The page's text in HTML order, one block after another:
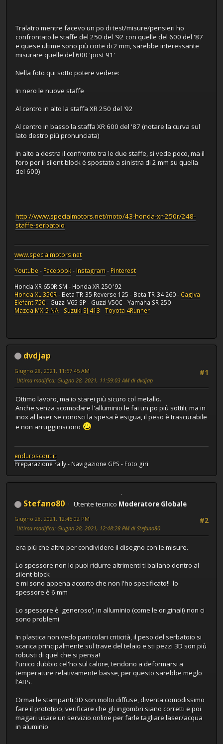
Tralatro mentre facevo un po di test/misure/pensieri ho
confrontato le staffe del 250 del '92 con quelle del 600 del '87
e quese ultime sono più corte di 2 mm, sarebbe interessante
misurare quelle del 600 'post 91'
Nella foto qui sotto potere vedere:
In nero le nuove staffe
Al centro in alto la staffa XR 250 del '92
Al centro in basso la staffa XR 600 del '87 (notare la curva sul
lato destro più pronunciata)
In alto a destra il confronto tra le due staffe, si vede poco, ma il
foro per il silent-block è spostato a sinistra di 2 mm su quella
del 600)
http://www.specialmotors.net/moto/43-honda-xr-250r/248-
staffe-serbatoio
www.specialmotors.net
Youtube- Facebook- Instagram- Pinterest
Honda XR 650R SM - Honda XR 250 '92
Honda XL 350R- Beta TR-35 Reverse 125 - Beta TR-34 260 - Cagiva
Elefant 750- Guzzi V65 SP - Guzzi V50C - Yamaha SR 250
Mazda MX-5 NA- Suzuki SJ 413-Toyota 4Runner
dvdjap
#1
Giugno 28, 2021, 11:57:45 AM
Ultima modifica: Giugno 28, 2021, 11:59:03 AM di dvdjap
Ottimo lavoro, ma io starei più sicuro col metallo.
Anche senza scomodare l'alluminio le fai un po più sottili, ma in
inox al laser se conosci la spesa è esigua, il peso è trascurabile
e non arrugginiscono
enduroscout.it
Preparazione rally - Navigazione GPS - Foto giri
Stefano80 Utente tecnico Moderatore Globale
#2
Giugno 28, 2021, 12:45:02 PM
Ultima modifica: Giugno 28, 2021, 12:48:28 PM di Stefano80
era più che altro per condividere il disegno con le misure.
Lo spessore non lo puoi ridurre altrimenti ti ballano dentro al
silent-block
e mi sono appena accorto che non l'ho specificato!! lo
spessore è 6 mm
Lo spessore è 'generoso', in alluminio (come le originali) non ci
sono problemi
In plastica non vedo particolari criticità, il peso del serbatoio si
scarica principalmente sul trave del telaio e sti pezzi 3D son più
robusti di quel che si pensa!
l'unico dubbio cel'ho sul calore, tendono a deformarsi a
temperature relativamente basse, per questo sarebbe meglo
l'ABS.
Ormai le stampanti 3D son molto diffuse, diventa comodissimo
fare il prototipo, verificare che gli ingombri siano corretti e poi
magari usare un servizio online per farle tagliare laser/acqua
in aluminio